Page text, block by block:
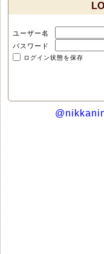
ユーザー名
パスワード
ログイン状態を保存